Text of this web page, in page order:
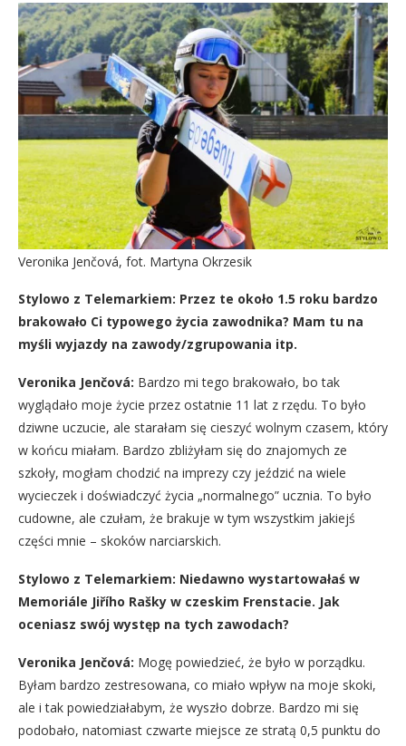
Veronika Jenčová, fot. Martyna Okrzesik
Stylowo z Telemarkiem: Przez te około 1.5 roku bardzo
brakowało Ci typowego życia zawodnika? Mam tu na
myśli wyjazdy na zawody/zgrupowania itp.
Veronika Jenčová: Bardzo mi tego brakowało, bo tak
wyglądało moje życie przez ostatnie 11 lat z rzędu. To było
dziwne uczucie, ale starałam się cieszyć wolnym czasem, który
w końcu miałam. Bardzo zbliżyłam się do znajomych ze
szkoły, mogłam chodzić na imprezy czy jeździć na wiele
wycieczek i doświadczyć życia „normalnego” ucznia. To było
cudowne, ale czułam, że brakuje w tym wszystkim jakiejś
części mnie – skoków narciarskich.
Stylowo z Telemarkiem: Niedawno wystartowałaś w
Memoriále Jiřího Rašky w czeskim Frenstacie. Jak
oceniasz swój występ na tych zawodach?
Veronika Jenčová: Mogę powiedzieć, że było w porządku.
Byłam bardzo zestresowana, co miało wpływ na moje skoki,
ale i tak powiedziałabym, że wyszło dobrze. Bardzo mi się
podobało, natomiast czwarte miejsce ze stratą 0,5 punktu do